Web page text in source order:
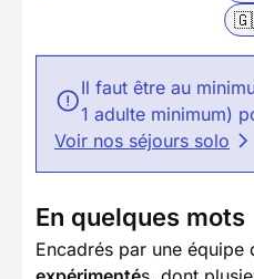
Il faut être au
1 adulte minimum)
Voir nos séjours solo
En quelques mots
Encadrés par une équipe